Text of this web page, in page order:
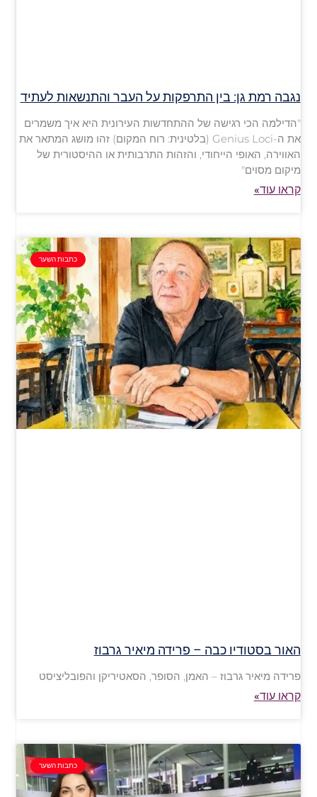
נגבה רמת גן: בין התרפקות על העבר והתנשאות לעתיד
"הדילמה הכי רגישה של ההתחדשות העירונית היא איך משמרים
את ה-Genius Loci (בלטינית: רוח המקום) זהו מושג המתאר את
האווירה, האופי הייחודי, והזהות התרבותית או ההיסטורית של
מיקום מסוים"
קראו עוד»
כתבות השער
האור בסטודיו כבה – פרידה מיאיר גרבוז
פרידה מיאיר גרבוז – האמן, הסופר, הסאטיריקן והפובליציסט
קראו עוד»
כתבות השער